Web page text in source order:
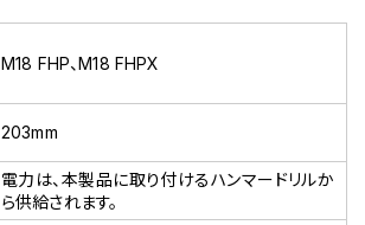
M18 FHP、M18 FHPX
203mm
電力は、本製品に取り付けるハンマードリルか
ら供給されます。